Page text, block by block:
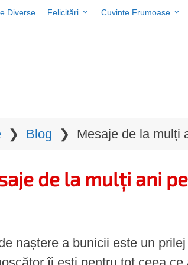
Diverse Felicitări Cuvinte Frumoase
❯ Blog ❯ Mesaje de la mulți
de la mulți ani
naștere a bunicii este un